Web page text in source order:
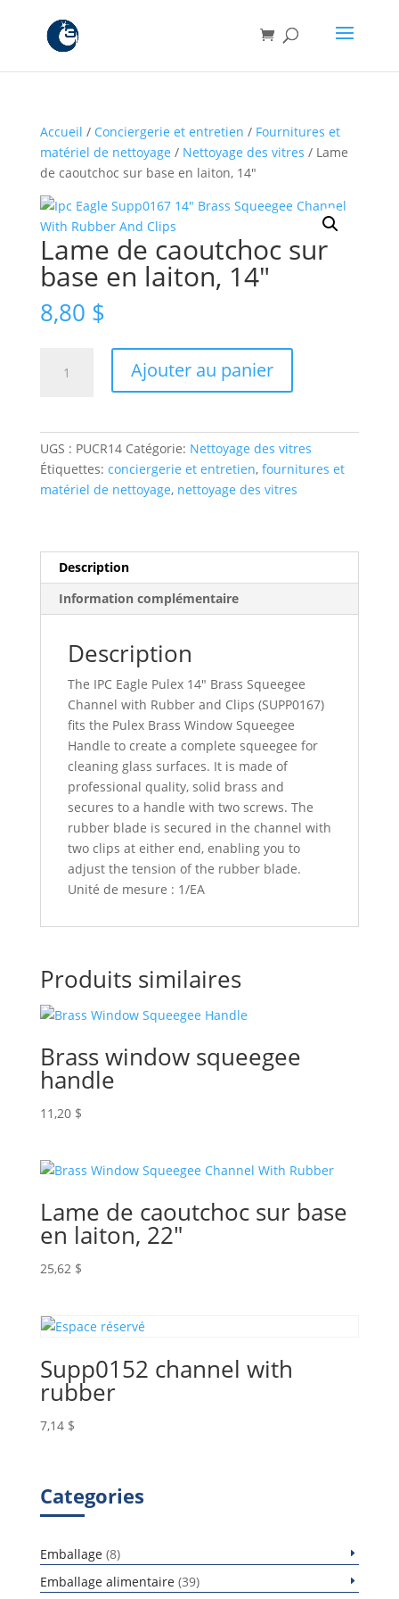
Accueil / Conciergerie et entretien / Fournitures et
matériel de nettoyage / Nettoyage des vitres / Lame
de caoutchoc sur base en laiton, 14″
Lame de caoutchoc sur
base en laiton, 14″
8,80 $
sur
base
Ajouter au panier
UGS : PUCR14 Catégorie: Nettoyage des vitres
Étiquettes: conciergerie et entretien, fournitures et
matériel de nettoyage, nettoyage des vitres
Description
Information complémentaire
Description
The IPC Eagle Pulex 14″ Brass Squeegee
Channel with Rubber and Clips (SUPP0167)
fits the Pulex Brass Window Squeegee
Handle to create a complete squeegee for
cleaning glass surfaces. It is made of
professional quality, solid brass and
secures to a handle with two screws. The
rubber blade is secured in the channel with
two clips at either end, enabling you to
adjust the tension of the rubber blade.
Unité de mesure : 1/EA
Produits similaires
Brass window squeegee
handle
11,20 $
Lame de caoutchoc sur base
en laiton, 22″
25,62 $
Supp0152 channel with
rubber
7,14 $
Categories
Emballage 88
produits
Emballage alimentaire 3939